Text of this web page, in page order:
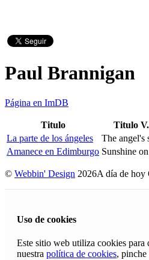
Paul Brannigan
Página en ImDB
Titulo Titulo
La parte de los ángeles
The angel's
Amanece en Edimburgo Sunshine
© Webbin' Design 2026A día de hoy
Uso de cookies
Este sitio web utiliza cookies para
nuestra política de cookies,